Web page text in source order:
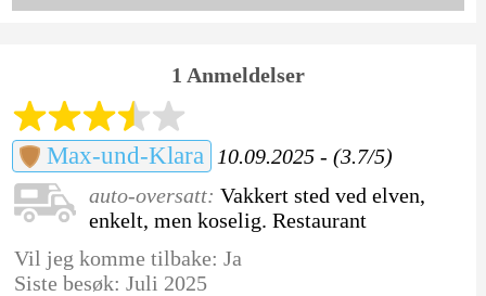
1 Anmeldelser
Max-und-Klara
10.09.2025 - (3.7/5)
auto-oversatt: Vakkert sted ved elven,
enkelt, men koselig. Restaurant
Vil jeg komme tilbake: Ja
Siste besøk: Juli 2025